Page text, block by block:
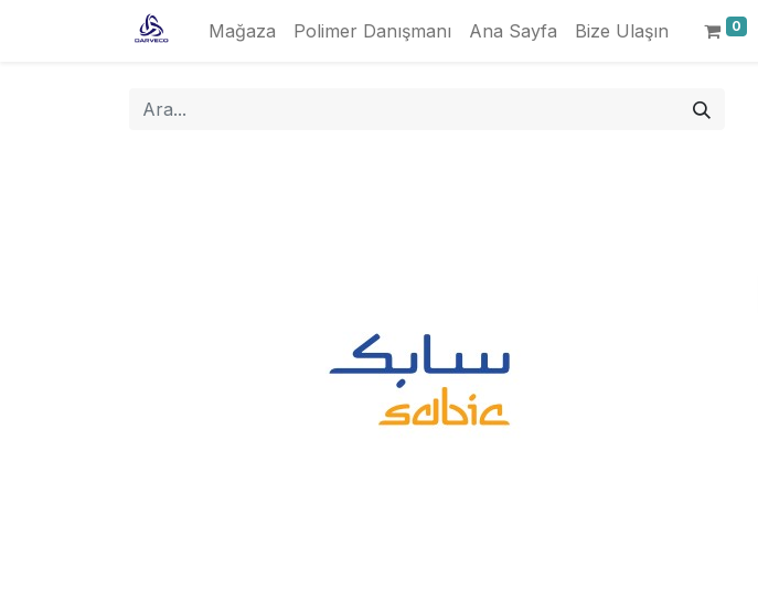
Mağaza Polimer Danışmanı Ana Sayfa Bize Ulaşın 0